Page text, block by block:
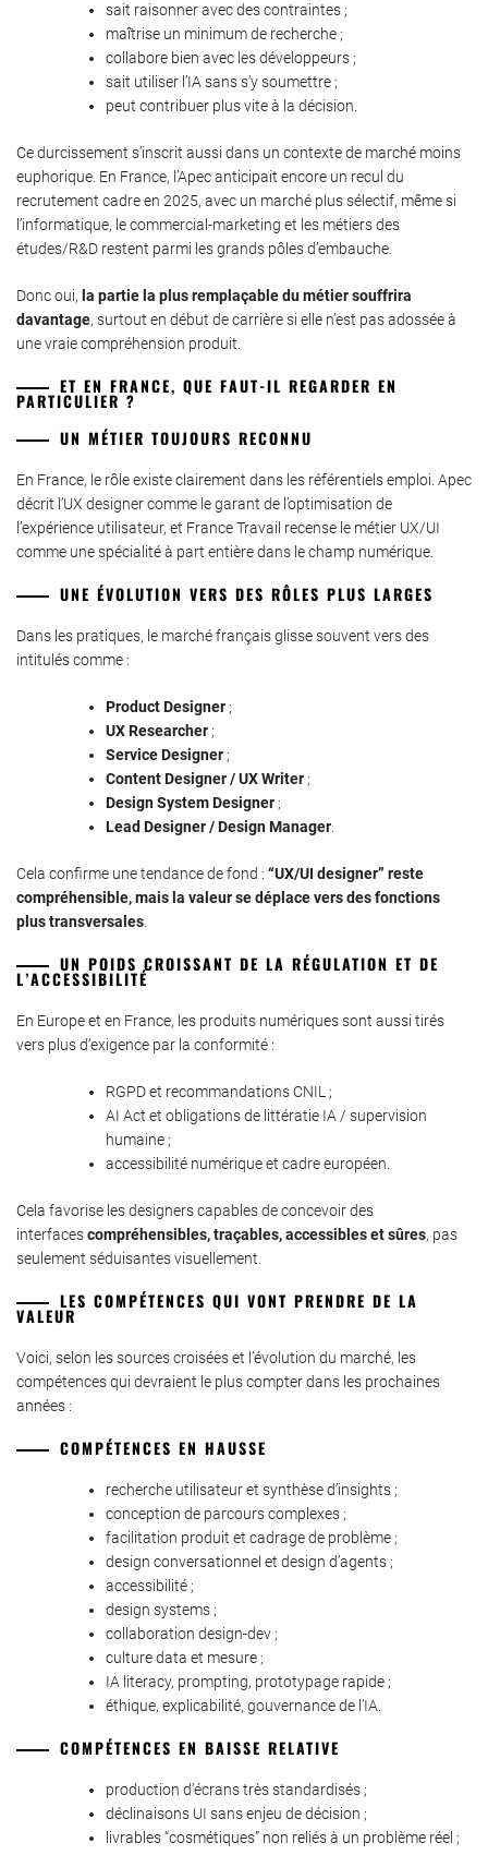
sait raisonner avec des contraintes ;
maîtrise un minimum de recherche ;
collabore bien avec les développeurs ;
sait utiliser l’IA sans s’y soumettre ;
peut contribuer plus vite à la décision.
Ce durcissement s’inscrit aussi dans un contexte de marché moins
euphorique. En France, l’Apec anticipait encore un recul du
recrutement cadre en 2025, avec un marché plus sélectif, même si
l’informatique, le commercial-marketing et les métiers des
études/R&D restent parmi les grands pôles d’embauche.
Donc oui, la partie la plus remplaçable du métier souffrira
davantage, surtout en début de carrière si elle n’est pas adossée à
une vraie compréhension produit.
ET EN FRANCE, QUE FAUT-IL REGARDER EN
PARTICULIER ?
UN MÉTIER TOUJOURS RECONNU
En France, le rôle existe clairement dans les référentiels emploi. Apec
décrit l’UX designer comme le garant de l’optimisation de
l’expérience utilisateur, et France Travail recense le métier UX/UI
comme une spécialité à part entière dans le champ numérique.
UNE ÉVOLUTION VERS DES RÔLES PLUS LARGES
Dans les pratiques, le marché français glisse souvent vers des
intitulés comme :
Product Designer ;
UX Researcher ;
Service Designer ;
Content Designer / UX Writer ;
Design System Designer ;
Lead Designer / Design Manager.
Cela confirme une tendance de fond : “UX/UI designer” reste
compréhensible, mais la valeur se déplace vers des fonctions
plus transversales.
UN POIDS CROISSANT DE LA RÉGULATION ET DE
L’ACCESSIBILITÉ
En Europe et en France, les produits numériques sont aussi tirés
vers plus d’exigence par la conformité :
RGPD et recommandations CNIL ;
AI Act et obligations de littératie IA / supervision
humaine ;
accessibilité numérique et cadre européen.
Cela favorise les designers capables de concevoir des
interfacescompréhensibles, traçables, accessibles et sûres, pas
seulement séduisantes visuellement.
LES COMPÉTENCES QUI VONT PRENDRE DE LA
VALEUR
Voici, selon les sources croisées et l’évolution du marché, les
compétences qui devraient le plus compter dans les prochaines
années :
COMPÉTENCES EN HAUSSE
recherche utilisateur et synthèse d’insights ;
conception de parcours complexes ;
facilitation produit et cadrage de problème ;
design conversationnel et design d’agents ;
accessibilité ;
design systems ;
collaboration design-dev ;
culture data et mesure ;
IA literacy, prompting, prototypage rapide ;
éthique, explicabilité, gouvernance de l’IA.
COMPÉTENCES EN BAISSE RELATIVE
production d’écrans très standardisés ;
déclinaisons UI sans enjeu de décision ;
livrables “cosmétiques” non reliés à un problème réel ;